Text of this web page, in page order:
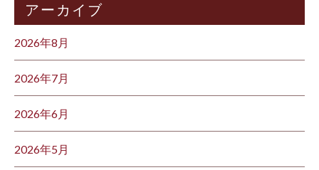
アーカイブ
2026年8月
2026年7月
2026年6月
2026年5月